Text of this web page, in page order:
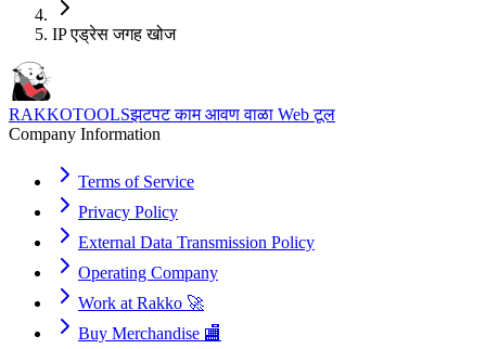
IP एड्रेस जगह खोज
RAKKOTOOLSझटपट काम आवण वाळा Web टूल
Company Information
Terms of Service
Privacy Policy
External Data Transmission Policy
Operating Company
Work at Rakko 🚀
Buy Merchandise 🏬